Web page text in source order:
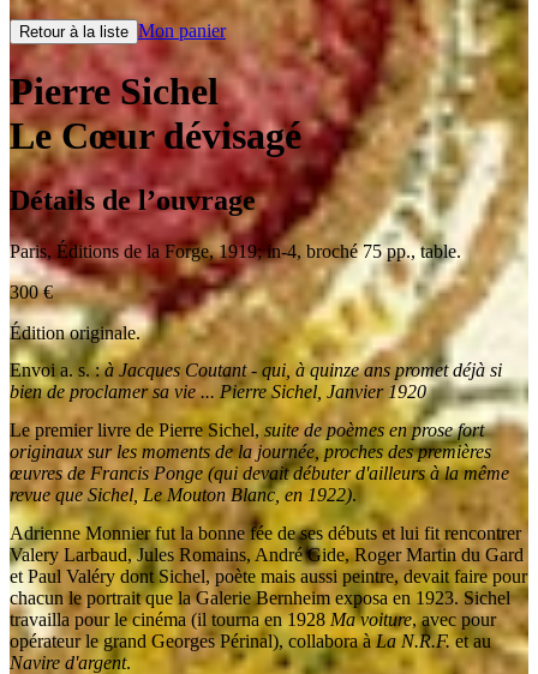
Retour à la liste Mon panier
Pierre Sichel
Le Cœur dévisagé
Détails de l’ouvrage
Paris, Éditions de la Forge,1919; in-4, broché 75 pp., table.
300€
Édition originale.
Envoi a. s. :à Jacques Coutant - qui, à quinze ans promet déjà si
bien de proclamer sa vie ... Pierre Sichel, Janvier 1920
Le premier livre de Pierre Sichel, suite de poèmes en prose fort
originaux sur les moments de la journée, proches des premières
œuvres de Francis Ponge (qui devait débuter d'ailleurs à la même
revue que Sichel, Le Mouton Blanc, en 1922).
Adrienne Monnier fut la bonne fée de ses débuts et lui fit rencontrer
Valery Larbaud, Jules Romains, André Gide, Roger Martin du Gard
et Paul Valéry dont Sichel, poète mais aussi peintre, devait faire pour
chacun le portrait que la Galerie Bernheim exposa en 1923. Sichel
travailla pour le cinéma (il tourna en 1928 Ma voiture, avec pour
opérateur le grand Georges Périnal), collabora àLa N.R.F.et au
Navire d'argent.